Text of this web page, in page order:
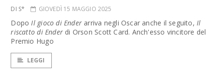
DI S* GIOVEDÌ 15 MAGGIO 2025
DopoIl gioco di Ender arriva negli Oscar anche il seguito,Il
riscatto di Enderdi Orson Scott Card. Anch'esso vincitore del
Premio Hugo
LEGGI